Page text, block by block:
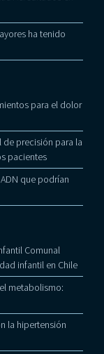
ha tenido
para el dolor
precisión para la
pacientes
que podrían
Comunal
infantil en Chile
metabolismo:
la hipertensión